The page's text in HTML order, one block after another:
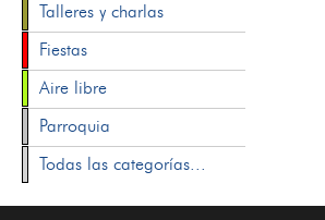
Talleres y charlas
Fiestas
Aire libre
Parroquia
Todas las categorías...